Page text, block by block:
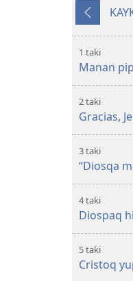
Kutiy
1 taki
Manan
2 taki
Gracias,
3 taki
“Diosqa
4 taki
Diospaq
5 taki
Cristoq